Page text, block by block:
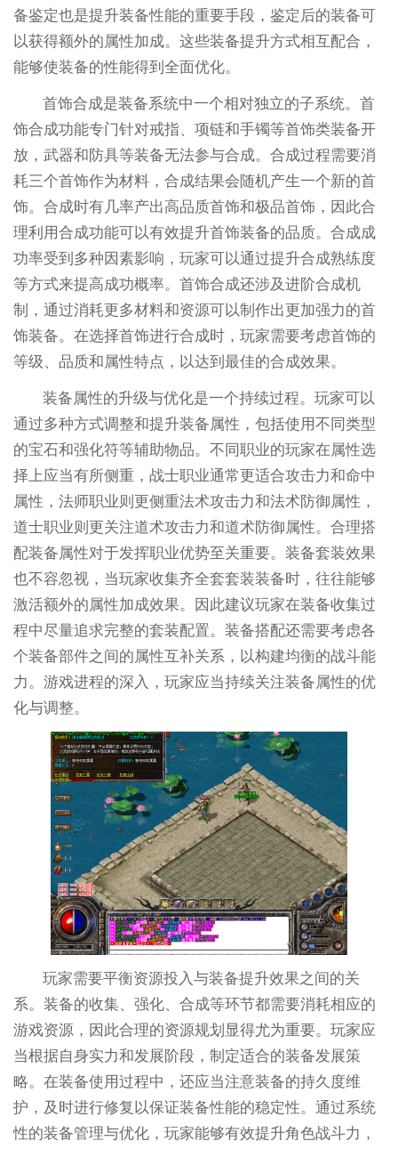
备鉴定也是提升装备性能的重要手段，鉴定后的装备可
以获得额外的属性加成。这些装备提升方式相互配合，
能够使装备的性能得到全面优化。
首饰合成是装备系统中一个相对独立的子系统。首
饰合成功能专门针对戒指、项链和手镯等首饰类装备开
放，武器和防具等装备无法参与合成。合成过程需要消
耗三个首饰作为材料，合成结果会随机产生一个新的首
饰。合成时有几率产出高品质首饰和极品首饰，因此合
理利用合成功能可以有效提升首饰装备的品质。合成成
功率受到多种因素影响，玩家可以通过提升合成熟练度
等方式来提高成功概率。首饰合成还涉及进阶合成机
制，通过消耗更多材料和资源可以制作出更加强力的首
饰装备。在选择首饰进行合成时，玩家需要考虑首饰的
等级、品质和属性特点，以达到最佳的合成效果。
装备属性的升级与优化是一个持续过程。玩家可以
通过多种方式调整和提升装备属性，包括使用不同类型
的宝石和强化符等辅助物品。不同职业的玩家在属性选
择上应当有所侧重，战士职业通常更适合攻击力和命中
属性，法师职业则更侧重法术攻击力和法术防御属性，
道士职业则更关注道术攻击力和道术防御属性。合理搭
配装备属性对于发挥职业优势至关重要。装备套装效果
也不容忽视，当玩家收集齐全套套装装备时，往往能够
激活额外的属性加成效果。因此建议玩家在装备收集过
程中尽量追求完整的套装配置。装备搭配还需要考虑各
个装备部件之间的属性互补关系，以构建均衡的战斗能
力。游戏进程的深入，玩家应当持续关注装备属性的优
化与调整。
玩家需要平衡资源投入与装备提升效果之间的关
系。装备的收集、强化、合成等环节都需要消耗相应的
游戏资源，因此合理的资源规划显得尤为重要。玩家应
当根据自身实力和发展阶段，制定适合的装备发展策
略。在装备使用过程中，还应当注意装备的持久度维
护，及时进行修复以保证装备性能的稳定性。通过系统
性的装备管理与优化，玩家能够有效提升角色战斗力，